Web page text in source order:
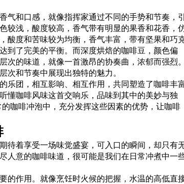
气和口感，就像指挥家通过不同的手势和节奏，引
较浅，酸度较高，香气带有明显的果香和花香，
酸度和苦味较为均衡，香气丰富，带有坚果和巧
到了完美的平衡。而深度烘焙的咖啡豆，颜色偏
的味道，就像一首激昂的协奏曲，浓郁而强烈。
和节奏中展现出独特的魅力。
乐团，相互影响、相互作用，共同塑造了咖啡丰
懂咖啡风味这首交响乐，品味到其中的美妙与独
咖啡冲泡中，充分发挥这些因素的优势，让咖啡
待着享受一场味觉盛宴，可入口的瞬间，却只有
人意的咖啡味道，很可能是我们在日常冲煮中一
的作用。就像烹饪时火候的把握，水温的高低直